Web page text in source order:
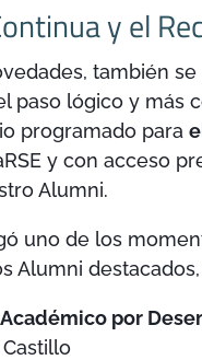
y el
también
paso lógico y
programado para
y con acceso
Alumni.
uno de los
Alumni
por